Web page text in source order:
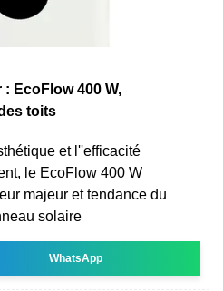
EcoFlow 400 W,
toits
et l''efficacité
le EcoFlow 400 W
majeur et tendance du
solaire
WhatsApp